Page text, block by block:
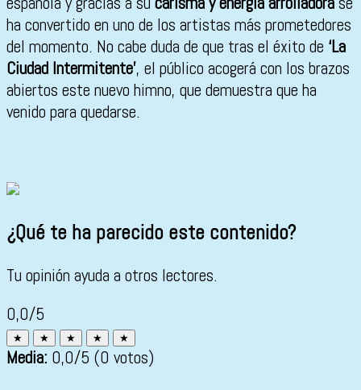
ha convertido en uno de los artistas más prometedores
del momento. No cabe duda de que tras el éxito de ‘La
Ciudad Intermitente’, el público acogerá con los brazos
abiertos este nuevo himno, que demuestra que ha
venido para quedarse.
¿Qué te ha parecido este contenido?
Tu opinión ayuda a otros lectores.
0,0/5
★ ★ ★ ★ ★
Media: 0,0/5 (0 votos)